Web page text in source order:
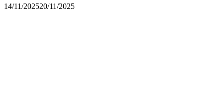
14/11/202520/11/2025